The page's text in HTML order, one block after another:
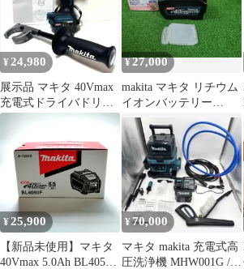
¥ 24,980
展示品 マキタ 40Vmax
充電式ドライバドリル
DF001G 本体のみ
¥27,000
makita マキタ リチウム
イオンバッテリー
BL4050F 40V 5.0Ah 残
量表示機能 箱なし 未使
用品
¥25,900
【新品未使用】マキタ
40Vmax 5.0Ah BL4050F
¥70,000
マキタ makita 充電式高
圧洗浄機 MHW001G /